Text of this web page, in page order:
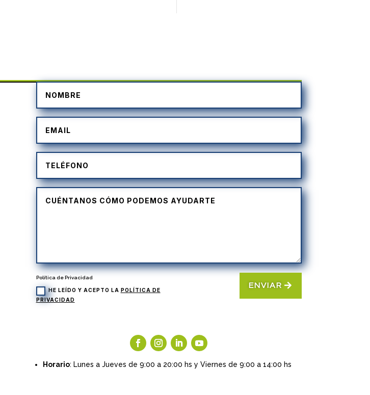
Política de Privacidad
HE LEÍDO Y ACEPTO LA POLÍTICA DE
PRIVACIDAD
ENVIAR
Horario: Lunes a Jueves de 9:00 a 20:00 hs y Viernes de 9:00 a 14:00 hs